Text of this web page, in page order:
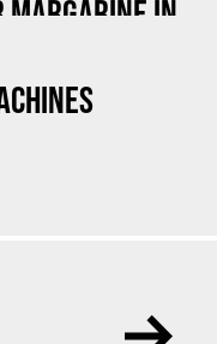
MARGARINE IN